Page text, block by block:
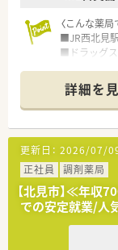
〈こんな薬局
■JR西北見
■ドラッグス
■車から降
設していま
■処方せんは
他、面対応
■第１類や要
OTC薬の知
■調剤、OTC
す。 何でも
んか！
■年間休日
て、その分
詳細を
更新日： 2026/07/
正社員
調剤薬局
【北見市】≪年
での安定就業/人